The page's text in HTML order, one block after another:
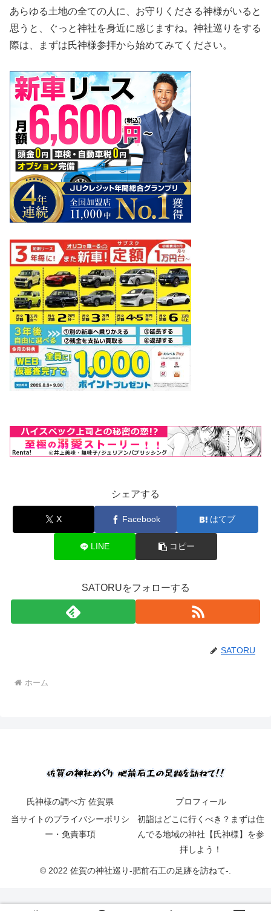
あらゆる土地の全ての人に、お守りくださる神様がいると
思うと、ぐっと神社を身近に感じますね。神社巡りをする
際は、まずは氏神様参拝から始めてみてください。
シェアする
X Facebook はてブ
LINE コピー
SATORUをフォローする
SATORU
ホーム
氏神様の調べ方 佐賀県
プロフィール
当サイトのプライバシーポリシ
ー・免責事項
初詣はどこに行くべき？まずは住
んでる地域の神社【氏神様】を参
拝しよう！
© 2022 佐賀の神社巡り-肥前石工の足跡を訪ねて-.